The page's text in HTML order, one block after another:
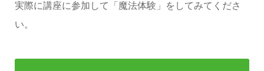
実際に講座に参加して「魔法体験」をしてみてくださ
い。